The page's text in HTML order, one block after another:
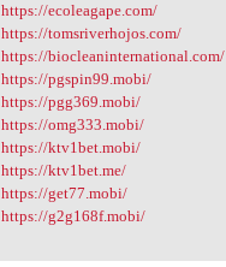
https://ecoleagape.com/
https://tomsriverhojos.com/
https://biocleaninternational.com/
https://pgspin99.mobi/
https://pgg369.mobi/
https://omg333.mobi/
https://ktv1bet.mobi/
https://ktv1bet.me/
https://get77.mobi/
https://g2g168f.mobi/